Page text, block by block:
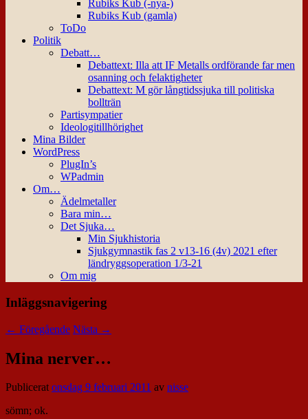
Rubiks Kub (-nya-)
Rubiks Kub (gamla)
ToDo
Politik
Debatt…
Debattext: Illa att IF Metalls ordförande far men
osanning och felaktigheter
Debattext: M gör långtidssjuka till politiska
bollträn
Partisympatier
Ideologitillhörighet
Mina Bilder
WordPress
PlugIn’s
WPadmin
Om…
Ädelmetaller
Bara min…
Det Sjuka…
Min Sjukhistoria
Sjukgymnastik fas 2 v13-16 (4v) 2021 efter
ländryggsoperation 1/3-21
Om mig
Inläggsnavigering
← Föregående Nästa →
Mina nerver…
Publiceratonsdag 9 februari 2011 av nisse
sömn; ok.